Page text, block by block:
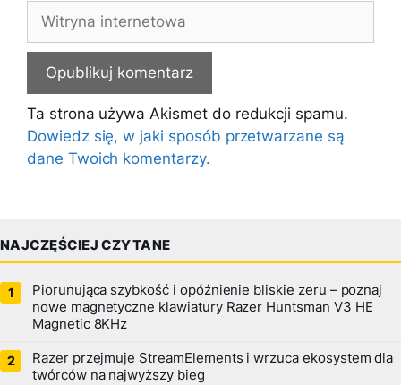
internetowa
Ta strona używa Akismet do redukcji spamu.
Dowiedz się, w jaki sposób przetwarzane są
dane Twoich komentarzy.
NAJCZĘŚCIEJ CZYTANE
Piorunująca szybkość i opóźnienie bliskie zeru – poznaj
nowe magnetyczne klawiatury Razer Huntsman V3 HE
Magnetic 8KHz
Razer przejmuje StreamElements i wrzuca ekosystem dla
twórców na najwyższy bieg